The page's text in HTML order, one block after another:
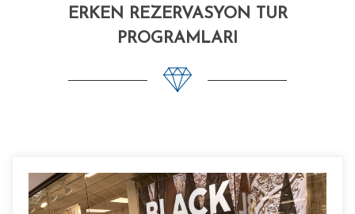
ERKEN REZERVASYON TUR
PROGRAMLARI